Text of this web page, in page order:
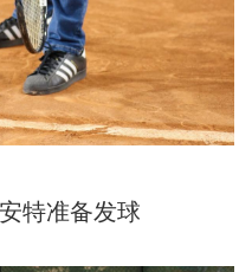
特准备发球